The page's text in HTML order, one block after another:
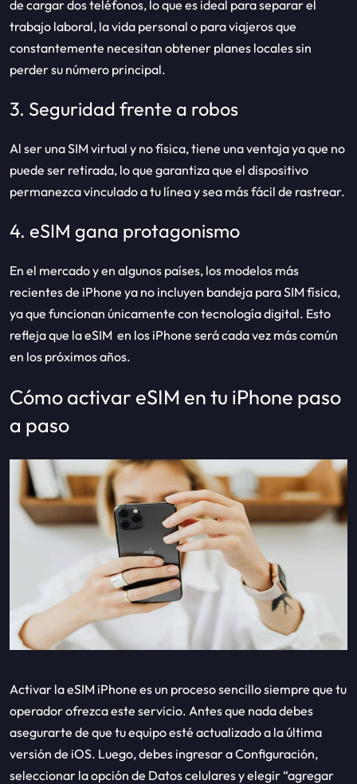
de cargar dos teléfonos, lo que es ideal para separar el
trabajo laboral, la vida personal o para viajeros que
constantemente necesitan obtener planes locales sin
perder su número principal.
3. Seguridad frente a robos
Al ser una SIM virtual y no física, tiene una ventaja ya que no
puede ser retirada, lo que garantiza que el dispositivo
permanezca vinculado a tu línea y sea más fácil de rastrear.
4. eSIM gana protagonismo
En el mercado y en algunos países, los modelos más
recientes de iPhone ya no incluyen bandeja para SIM física,
ya que funcionan únicamente con tecnología digital. Esto
refleja que la eSIM en los iPhone será cada vez más común
en los próximos años.
Cómo activar eSIM en tu iPhone paso
a paso
Activar la eSIM iPhone es un proceso sencillo siempre que tu
operador ofrezca este servicio. Antes que nada debes
asegurarte de que tu equipo esté actualizado a la última
versión de iOS. Luego, debes ingresar a Configuración,
seleccionar la opción de Datos celulares y elegir “agregar